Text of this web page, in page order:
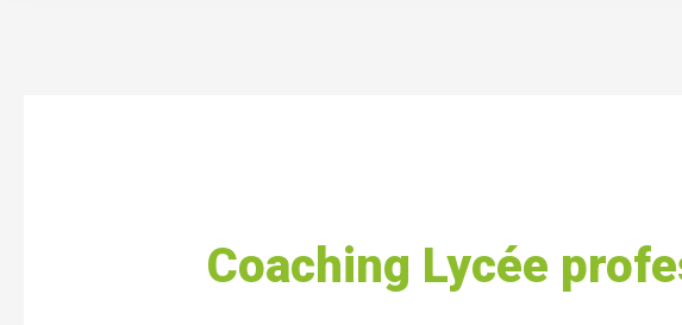
Coaching Lycée